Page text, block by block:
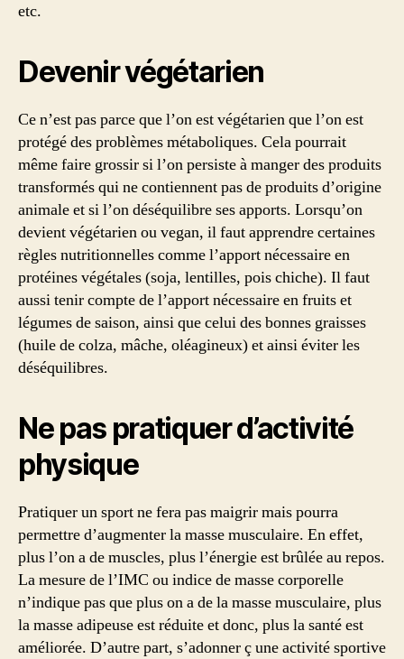
etc.
Devenir végétarien
Ce n’est pas parce que l’on est végétarien que l’on est
protégé des problèmes métaboliques. Cela pourrait
même faire grossir si l’on persiste à manger des produits
transformés qui ne contiennent pas de produits d’origine
animale et si l’on déséquilibre ses apports. Lorsqu’on
devient végétarien ou vegan, il faut apprendre certaines
règles nutritionnelles comme l’apport nécessaire en
protéines végétales (soja, lentilles, pois chiche). Il faut
aussi tenir compte de l’apport nécessaire en fruits et
légumes de saison, ainsi que celui des bonnes graisses
(huile de colza, mâche, oléagineux) et ainsi éviter les
déséquilibres.
Ne pas pratiquer d’activité
physique
Pratiquer un sport ne fera pas maigrir mais pourra
permettre d’augmenter la masse musculaire. En effet,
plus l’on a de muscles, plus l’énergie est brûlée au repos.
La mesure de l’IMC ou indice de masse corporelle
n’indique pas que plus on a de la masse musculaire, plus
la masse adipeuse est réduite et donc, plus la santé est
améliorée. D’autre part, s’adonner ç une activité sportive